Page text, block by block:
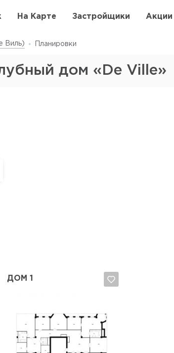
На Карте Застройщики Акции
Виль) Планировки
дом «De Ville»
ДОМ 1